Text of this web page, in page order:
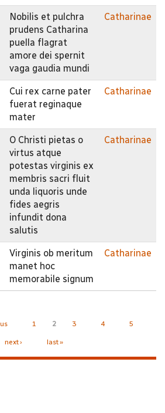
Nobilis et pulchra
prudens Catharina
puella flagrat
amore dei spernit
vaga gaudia mundi
Catharinae
Cui rex carne pater
fuerat reginaque
mater
Catharinae
O Christi pietas o
virtus atque
potestas virginis ex
membris sacri fluit
unda liquoris unde
fides aegris
infundit dona
salutis
Catharinae
Virginis ob meritum
manet hoc
memorabile signum
Catharinae
1 2 3 4 5
next › last »